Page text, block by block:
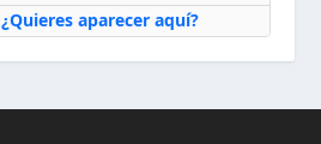
¿Quieres aparecer aquí?